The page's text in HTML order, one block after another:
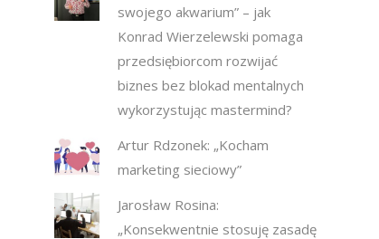
swojego akwarium” – jak
Konrad Wierzelewski pomaga
przedsiębiorcom rozwijać
biznes bez blokad mentalnych
wykorzystując mastermind?
Artur Rdzonek: „Kocham
marketing sieciowy”
Jarosław Rosina:
„Konsekwentnie stosuję zasadę